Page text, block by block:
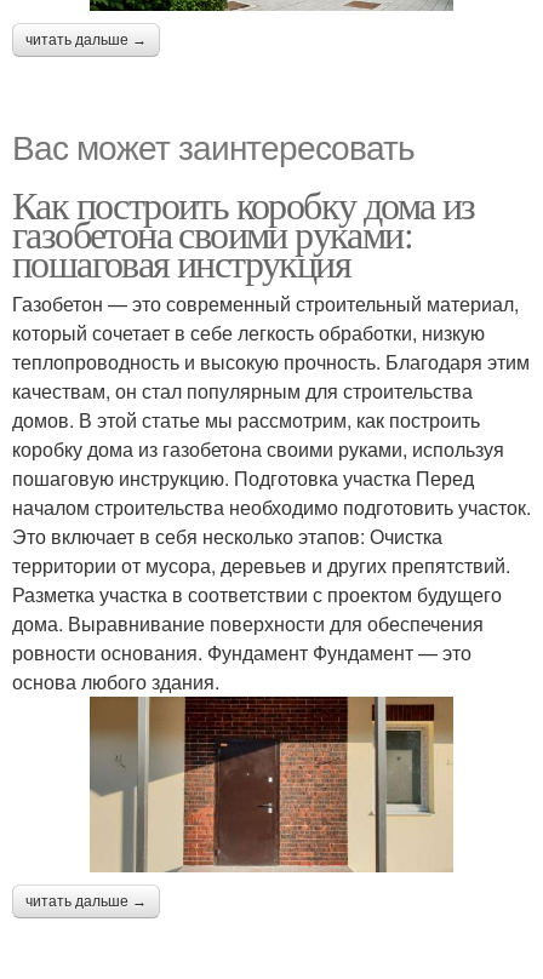
читать дальше →
Вас может заинтересовать
Как построить коробку дома из
газобетона своими руками:
пошаговая инструкция
Газобетон — это современный строительный материал,
который сочетает в себе легкость обработки, низкую
теплопроводность и высокую прочность. Благодаря этим
качествам, он стал популярным для строительства
домов. В этой статье мы рассмотрим, как построить
коробку дома из газобетона своими руками, используя
пошаговую инструкцию. Подготовка участка Перед
началом строительства необходимо подготовить участок.
Это включает в себя несколько этапов: Очистка
территории от мусора, деревьев и других препятствий.
Разметка участка в соответствии с проектом будущего
дома. Выравнивание поверхности для обеспечения
ровности основания. Фундамент Фундамент — это
основа любого здания.
читать дальше →